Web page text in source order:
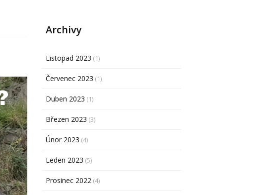
Archivy
Listopad 2023 (1)
Červenec 2023 (1)
Duben 2023 (1)
Březen 2023 (3)
Únor 2023 (4)
Leden 2023 (5)
Prosinec 2022 (4)